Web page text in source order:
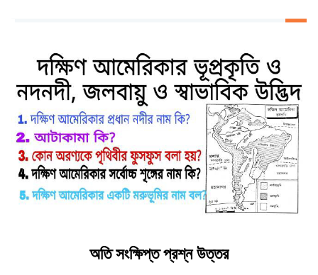
অতি সংক্ষিপ্ত প্রশ্ন উত্তর